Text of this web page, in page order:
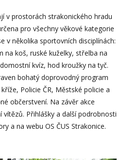
v prostorách strakonického hradu
pro všechny věkové kategorie
v několika sportovních disciplínách:
na koš, ruské kuželky, střelba na
kvíz, hod kroužky na tyč.
bohatý doprovodný program
Policie ČR, Městské policie a
občerstvení. Na závěr akce
vítězů. Přihlášky a další podrobnosti
a na webu OS ČUS Strakonice.